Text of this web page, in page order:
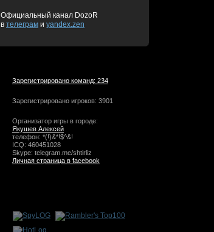
Официальный канал DozoR
в телеграм и yandex.zen
Зарегистрировано команд: 234
Зарегистрировано игроков: 3901
Организатор игры в городе:
Якушев Алексей
телефон: *(!)&*!$^&!
ICQ: 460451028
Skype: telegram.me/shtirliz
Личная страница в facebook